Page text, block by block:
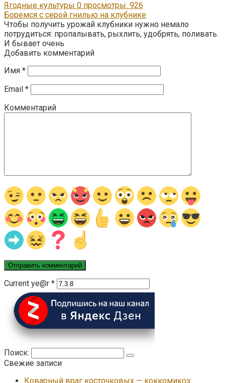
Ягодные культуры 0 просмотры: 926
Боремся с серой гнилью на клубнике
Чтобы получить урожай клубники нужно немало
потрудиться: пропалывать, рыхлить, удобрять, поливать.
И бывает очень
Добавить комментарий
Имя *
Email *
Комментарий
Current ye@r *
Поиск:
Свежие записи
Коварный враг косточковых — коккомикоз: